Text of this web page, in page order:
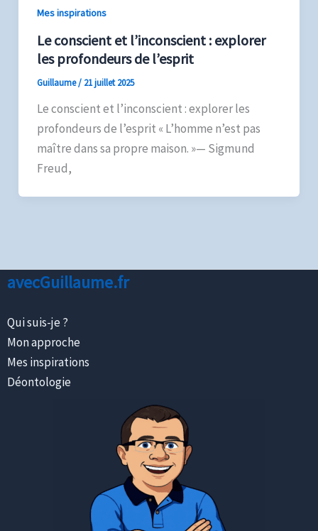
Mes inspirations
Le conscient et l’inconscient : explorer
les profondeurs de l’esprit
Guillaume/ 21 juillet 2025
Le conscient et l’inconscient : explorer les
profondeurs de l’esprit « L’homme n’est pas
maître dans sa propre maison. »— Sigmund
Freud,
avecGuillaume.fr
Qui suis-je ?
Mon approche
Mes inspirations
Déontologie